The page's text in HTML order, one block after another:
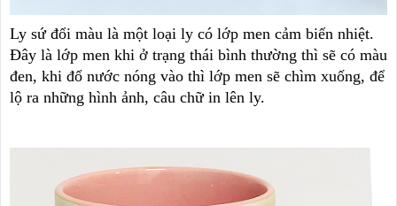
Ly sứ đổi màu là một loại ly có lớp men cảm biến nhiệt.
Đây là lớp men khi ở trạng thái bình thường thì sẽ có màu
đen, khi đổ nước nóng vào thì lớp men sẽ chìm xuống, để
lộ ra những hình ảnh, câu chữ in lên ly.